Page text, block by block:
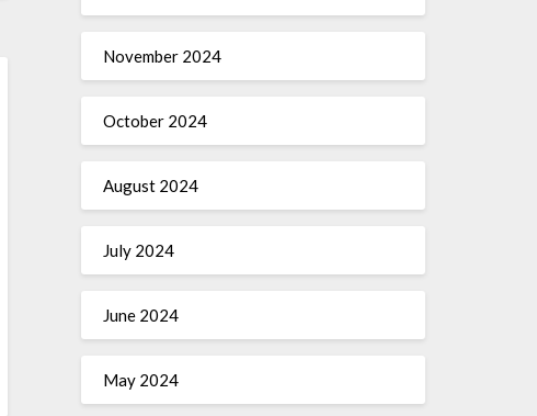
November 2024
October 2024
August 2024
July 2024
June 2024
May 2024